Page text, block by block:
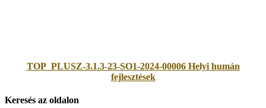
TOP_PLUSZ-3.1.3-23-SO1-2024-00006 Helyi humán
fejlesztések
Keresés az oldalon